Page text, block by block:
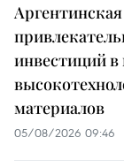
инвестиций в
материалов
05/08/2026 09:46